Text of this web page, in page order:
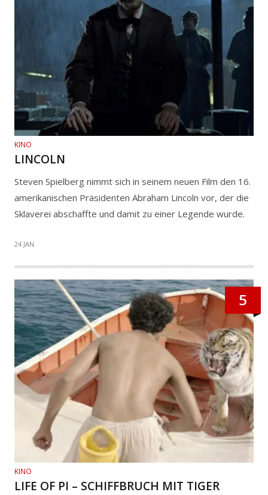
KINO
LINCOLN
Steven Spielberg nimmt sich in seinem neuen Film den 16.
amerikanischen Präsidenten Abraham Lincoln vor, der die
Sklaverei abschaffte und damit zu einer Legende wurde.
24 JAN.
5
KINO
LIFE OF PI – SCHIFFBRUCH MIT TIGER